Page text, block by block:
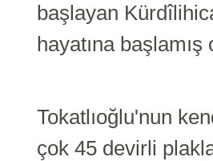
başlayan
hayatına başlamış
Tokatlıoğlu'nun
çok 45 devirli